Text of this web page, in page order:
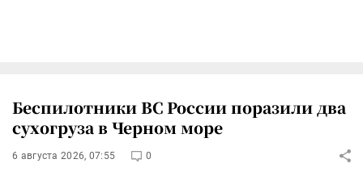
Беспилотники ВС России поразили два
сухогруза в Черном море
6 августа 2026, 07:55 0